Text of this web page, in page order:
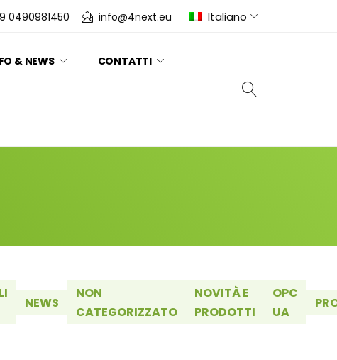
0490981450 info@4next.eu Italiano
& NEWS CONTATTI
NEWS
NON
CATEGORIZZATO
NOVITÀ E
PRODOTTI
OPC
UA